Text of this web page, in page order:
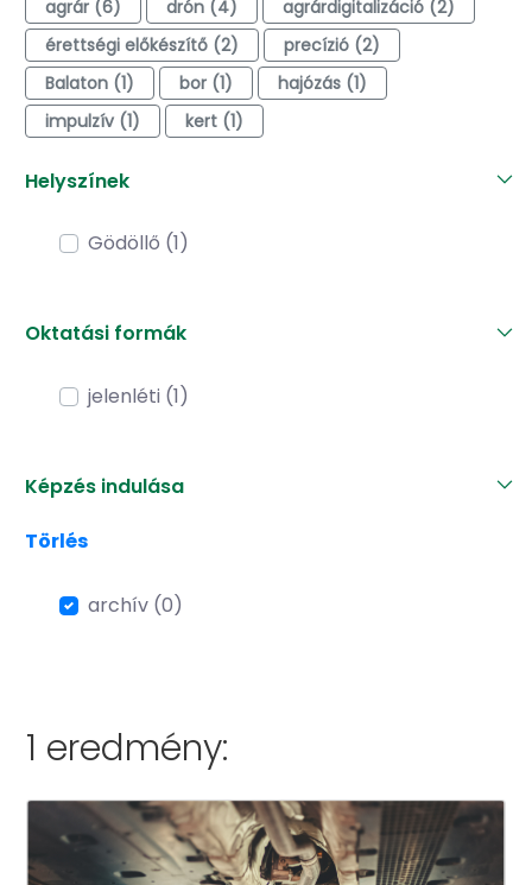
agrár (6) drón (4)
agrárdigitalizáció (2)
érettségi előkészítő (2)
precízió (2)
Balaton (1)
bor (1)
hajózás (1)
impulzív (1)
kert (1)
Helyszínek
Gödöllő (1)
Oktatási formák
jelenléti (1)
Képzés indulása
Törlés
archív (0)
1 eredmény: